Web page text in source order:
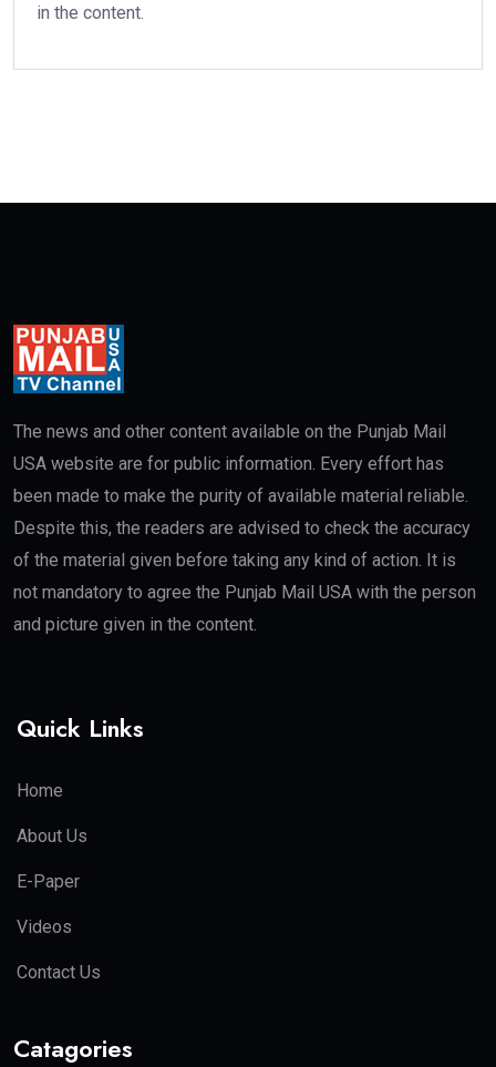
in the content.
The news and other content available on the Punjab Mail
USA website are for public information. Every effort has
been made to make the purity of available material reliable.
Despite this, the readers are advised to check the accuracy
of the material given before taking any kind of action. It is
not mandatory to agree the Punjab Mail USA with the person
and picture given in the content.
Quick Links
Home
About Us
E-Paper
Videos
Contact Us
Catagories